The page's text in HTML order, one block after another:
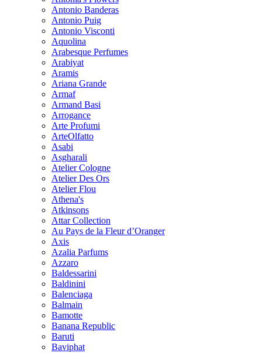
Antonio Banderas
Antonio Puig
Antonio Visconti
Aquolina
Arabesque Perfumes
Arabiyat
Aramis
Ariana Grande
Armaf
Armand Basi
Arrogance
Arte Profumi
ArteOlfatto
Asabi
Asgharali
Atelier Cologne
Atelier Des Ors
Atelier Flou
Athena's
Atkinsons
Attar Collection
Au Pays de la Fleur d’Oranger
Axis
Azalia Parfums
Azzaro
Baldessarini
Baldinini
Balenciaga
Balmain
Bamotte
Banana Republic
Baruti
Baviphat